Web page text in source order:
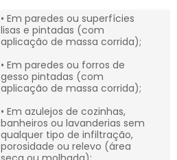
• Em paredes ou superfícies
lisas e pintadas (com
aplicação de massa corrida);
• Em paredes ou forros de
gesso pintadas (com
aplicação de massa corrida);
• Em azulejos de cozinhas,
banheiros ou lavanderias sem
qualquer tipo de infiltração,
porosidade ou relevo (área